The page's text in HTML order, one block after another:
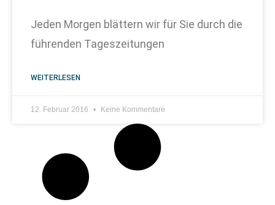
Jeden Morgen blättern wir für Sie durch die
führenden Tageszeitungen
WEITERLESEN
12. Februar 2016 Keine Kommentare